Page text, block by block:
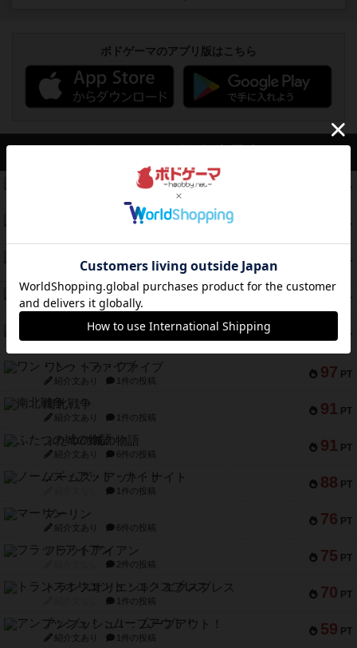
ボドゲーマのアプリ版はこちら
PT
無限まちがいさがし
PT
リワイルド：サウスアメリカ
PT
紹介文あり 1件の投稿
PT
宵と暁の呪文書
紹介文あり 8件の投稿
103 PT
セミファイナル ～お前はまだ生きている～
紹介文あり 1件の投稿
97 PT
ワン・トゥ・ファイブ
紹介文あり 1件の投稿
91 PT
南北戦争
紹介文あり 1件の投稿
91 PT
ふたつの城の物語
紹介文あり 6件の投稿
88 PT
ノームズ・アット・ナイト
1件の投稿
76 PT
マーリン
紹介文あり 6件の投稿
75 PT
フラットアイアン
2件の投稿
70 PT
トランスオリエント・エクスプレス
1件の投稿
59 PT
アンブッシュ！：ムーブアウト！
紹介文あり 1件の投稿